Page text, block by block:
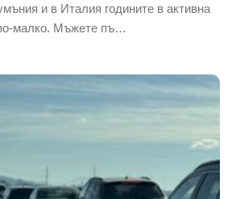
и в Италия годините в активна
малко. Мъжете пъ…